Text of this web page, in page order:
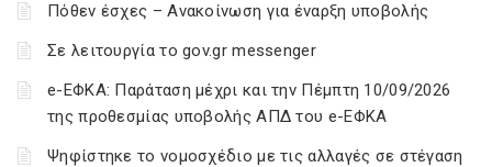
Πόθεν έσχες – Ανακοίνωση για έναρξη υποβολής
Σε λειτουργία το gov.gr messenger
e-ΕΦΚΑ: Παράταση μέχρι και την Πέμπτη 10/09/2026
της προθεσμίας υποβολής ΑΠΔ του e-ΕΦΚΑ
Ψηφίστηκε το νομοσχέδιο με τις αλλαγές σε στέγαση